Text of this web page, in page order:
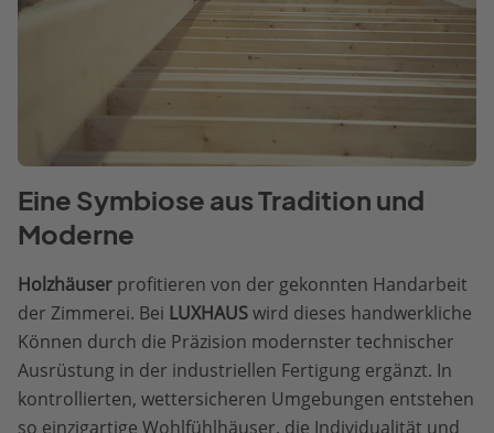
Eine Symbiose aus Tradition und
Moderne
Holzhäuser profitieren von der gekonnten Handarbeit
der Zimmerei. Bei LUXHAUSwird dieses handwerkliche
Können durch die Präzision modernster technischer
Ausrüstung in der industriellen Fertigung ergänzt. In
kontrollierten, wettersicheren Umgebungen entstehen
so einzigartige Wohlfühlhäuser, die Individualität und